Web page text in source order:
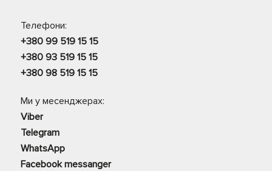
Телефони:
+380 99 519 15 15
+380 93 519 15 15
+380 98 519 15 15
Ми у месенджерах:
Viber
Telegram
WhatsApp
Facebook messanger